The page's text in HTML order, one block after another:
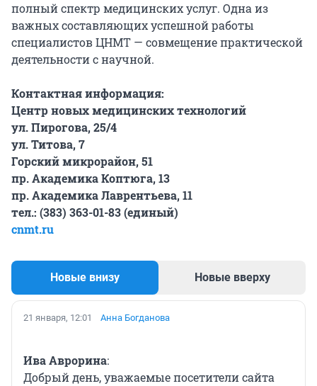
полный спектр медицинских услуг. Одна из
важных составляющих успешной работы
специалистов ЦНМТ — совмещение практической
деятельности с научной.
Контактная информация:
Центр новых медицинских технологий
ул. Пирогова, 25/4
ул. Титова, 7
Горский микрорайон, 51
пр. Академика Коптюга, 13
пр. Академика Лаврентьева, 11
тел.: (383) 363-01-83 (единый)
cnmt.ru
Новые внизу Новые вверху
21 января, 12:01 Анна Богданова
Ива Аврорина:
Добрый день, уважаемые посетители сайта